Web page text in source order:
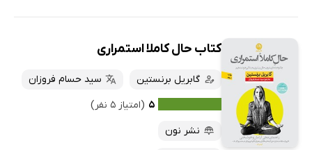
کتاب حال کاملا استمراری
گابریل برنستین
سید حسام فروزان
۵ (امتیاز ۵ نفر)
نشر نون